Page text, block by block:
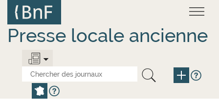
contenu
principal
Presse locale ancienne
Panneau de gestion des cookies